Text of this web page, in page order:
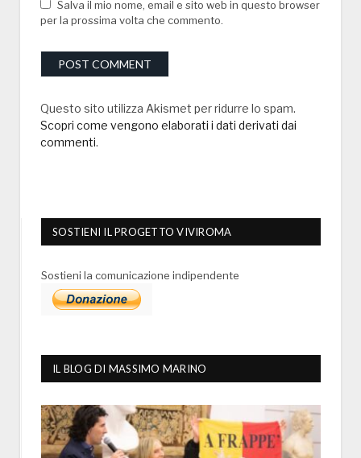
Salva il mio nome, email e sito web in questo browser
per la prossima volta che commento.
Questo sito utilizza Akismet per ridurre lo spam.
Scopri come vengono elaborati i dati derivati dai
commenti.
SOSTIENI IL PROGETTO VIVIROMA
Sostieni la comunicazione indipendente
IL BLOG DI MASSIMO MARINO